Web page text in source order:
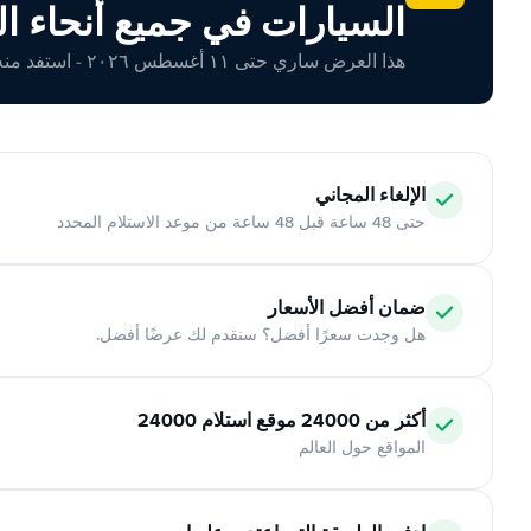
السيارات في جميع أنحاء
هذا العرض ساري حتى ١١ أغسطس ٢٠٢٦ - استفد منه اليوم!
الإلغاء المجاني
حتى 48 ساعة قبل 48 ساعة من موعد الاستلام المحدد
ضمان أفضل الأسعار
هل وجدت سعرًا أفضل؟ سنقدم لك عرضًا أفضل.
أكثر من 24000 موقع استلام 24000
المواقع حول العالم